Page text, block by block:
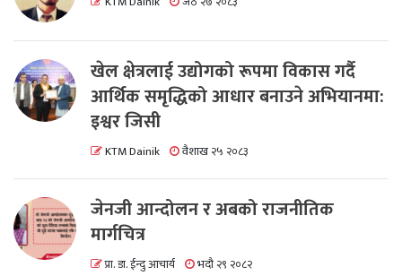
खेल क्षेत्रलाई उद्योगको रूपमा विकास गर्दै
आर्थिक समृद्धिको आधार बनाउने अभियानमा:
इश्वर जिसी
KTM Dainik वैशाख २५ २०८३
जेनजी आन्दोलन र अबको राजनीतिक
मार्गचित्र
प्रा. डा. ईन्दु आचार्य भदौ २९ २०८२